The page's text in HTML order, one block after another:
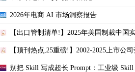
2026年电商 AI 市场洞察报告
【出口管制清单!】2025年美国制裁中国
【顶刊热点,25重磅!】2002-2025上市公司
别把 Skill 写成超长 Prompt：工业级 Skill